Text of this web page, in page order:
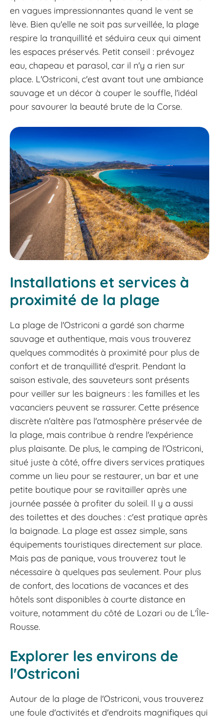
en vagues impressionnantes quand le vent se
lève. Bien qu'elle ne soit pas surveillée, la plage
respire la tranquillité et séduira ceux qui aiment
les espaces préservés. Petit conseil : prévoyez
eau, chapeau et parasol, car il n'y a rien sur
place. L'Ostriconi, c'est avant tout une ambiance
sauvage et un décor à couper le souffle, l'idéal
pour savourer la beauté brute de la Corse.
Installations et services à
proximité de la plage
La plage de l'Ostriconi a gardé son charme
sauvage et authentique, mais vous trouverez
quelques commodités à proximité pour plus de
confort et de tranquillité d'esprit. Pendant la
saison estivale, des sauveteurs sont présents
pour veiller sur les baigneurs : les familles et les
vacanciers peuvent se rassurer. Cette présence
discrète n'altère pas l'atmosphère préservée de
la plage, mais contribue à rendre l'expérience
plus plaisante. De plus, le camping de l'Ostriconi,
situé juste à côté, offre divers services pratiques
comme un lieu pour se restaurer, un bar et une
petite boutique pour se ravitailler après une
journée passée à profiter du soleil. Il y a aussi
des toilettes et des douches : c'est pratique après
la baignade. La plage est assez simple, sans
équipements touristiques directement sur place.
Mais pas de panique, vous trouverez tout le
nécessaire à quelques pas seulement. Pour plus
de confort, des locations de vacances et des
hôtels sont disponibles à courte distance en
voiture, notamment du côté de Lozari ou de L'Île-
Rousse.
Explorer les environs de
l'Ostriconi
Autour de la plage de l'Ostriconi, vous trouverez
une foule d'activités et d'endroits magnifiques qui